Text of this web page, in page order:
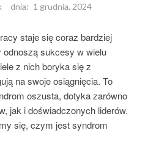
dnia: 1 grudnia, 2024
staje się coraz bardziej
sukcesy w wielu
z nich boryka się z
na swoje osiągnięcia. To
oszusta, dotyka zarówno
jak i doświadczonych liderów.
się, czym jest syndrom